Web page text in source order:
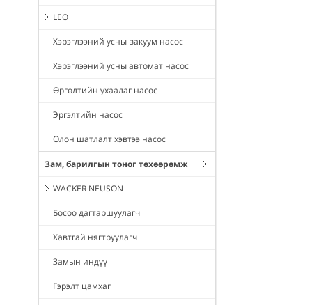
LEO
Хэрэглээний усны вакуум насос
Хэрэглээний усны автомат насос
Өргөлтийн ухаалаг насос
Эргэлтийн насос
Олон шатлалт хэвтээ насос
Зам, барилгын тоног төхөөрөмж
WACKER NEUSON
Босоо дагтаршуулагч
Хавтгай нягтруулагч
Замын индүү
Гэрэлт цамхаг